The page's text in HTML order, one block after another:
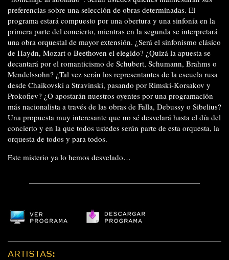
preferencias sobre una selección de obras determinadas. El
programa estará compuesto por una obertura y una sinfonía en la
primera parte del concierto, mientras en la segunda se interpretará
una obra orquestal de mayor extensión. ¿Será el sinfonismo clásico
de Haydn, Mozart o Beethoven el elegido? ¿Quizá la apuesta se
decantará por el romanticismo de Schubert, Schumann, Brahms o
Mendelssohn? ¿Tal vez serán los representantes de la escuela rusa
desde Chaikovski a Stravinski, pasando por Rimski-Korsakov y
Prokofiev? ¿O apostarán nuestros oyentes por una programación
más nacionalista a través de las obras de Falla, Debussy o Sibelius?
Una propuesta muy interesante que no sé desvelará hasta el día del
concierto y en la que todos ustedes serán parte de esta orquesta, la
orquesta de todos y para todos.
Este misterio ya lo hemos desvelado…
ARTISTAS: